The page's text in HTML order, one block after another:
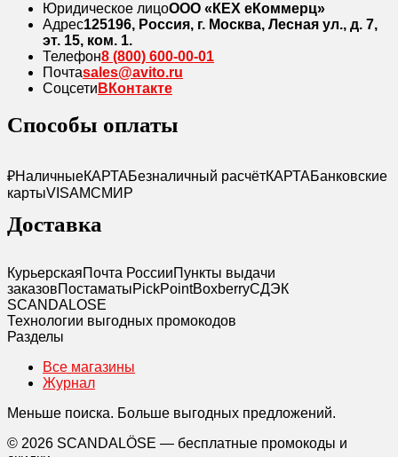
Юридическое лицоООО «КЕХ еКоммерц»
Адрес125196, Россия, г. Москва, Лесная ул., д. 7,
эт. 15, ком. 1.
Телефон8 (800) 600-00-01
Почтаsales@avito.ru
Соцсети ВКонтакте
Способы оплаты
₽НаличныеКАРТАБезналичный расчётКАРТАБанковские
картыVISAMCМИР
Доставка
КурьерскаяПочта РоссииПункты выдачи
заказовПостаматыPickPointBoxberryСДЭК
SCANDALOSE
Технологии выгодных промокодов
Разделы
Все магазины
Журнал
Меньше поиска. Больше выгодных предложений.
© 2026 SCANDALÖSE — бесплатные промокоды и